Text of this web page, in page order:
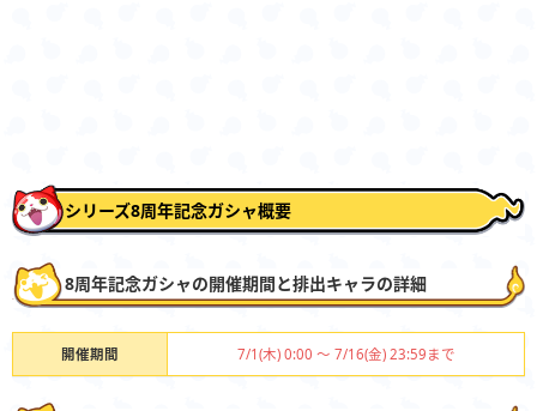
シリーズ8周年記念ガシャ概要
8周年記念ガシャの開催期間と排出キャラの詳細
開催期間 7/1(木) 0:00 ～ 7/16(金) 23:59まで